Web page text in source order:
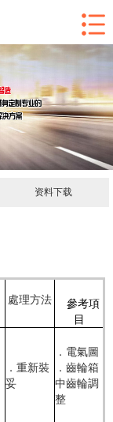
资料下载
處理方法
參考項
目
．重新裝
妥
．電氣圖
．齒輪箱
中齒輪調
整